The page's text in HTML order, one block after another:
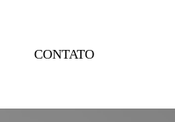
CONTATO